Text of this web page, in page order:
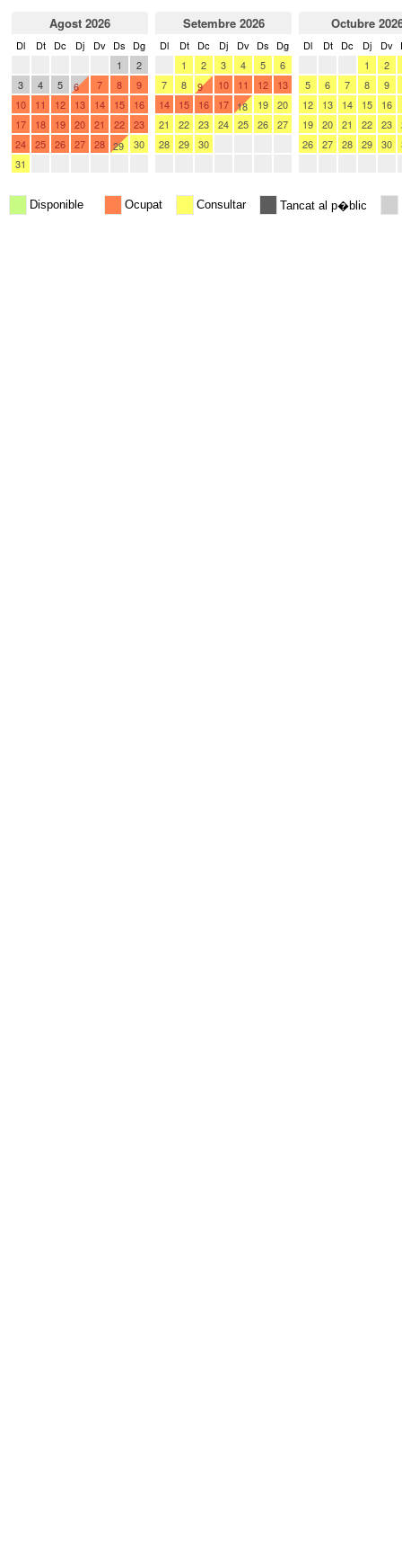
Agost 2026
Dl Dt Dc Dj Dv Ds
Dg
1
2
3
4 5 6 7 8
9
10
11 12 13 14 15
16
17
18 19 20 21 22
23
24
25 26 27 28 29
30
31
Setembre 2026
Dl Dt Dc Dj Dv Ds
Dg
1 2 3 4 5
6
7
8 9 10 11 12
13
14
15 16 17 18 19
20
21
22 23 24 25 26
27
28
29 30
Octubre
Dl Dt Dc Dj Dv
1
2
5
6 7 8 9
12
13 14 15 16
19
20 21 22 23
26
27 28 29 30
Disponible Ocupat Consultar Tancat al p�blic